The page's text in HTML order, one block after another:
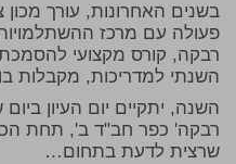
בשנים האחרונות, עורך מכון
פעולה עם מרכז
רבקה, קורס מקצועי להסמכת
השנתי למדריכות, מקבלות
השנה, יתקיים יום העיון
רבקה' כפר חב"ד ב', תחת
שרצית לדעת בתחום…